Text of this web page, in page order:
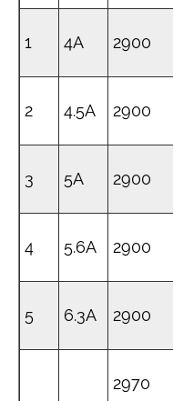
1 4А 2900
2 4.5A 2900
3 5А 2900
4 5.6A 2900
5 6.3A 2900
2970